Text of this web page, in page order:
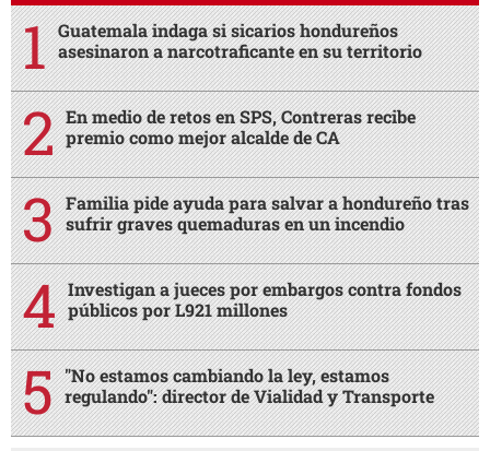
Guatemala indaga si sicarios hondureños
asesinaron a narcotraficante en su territorio
En medio de retos en SPS, Contreras recibe
premio como mejor alcalde de CA
Familia pide ayuda para salvar a hondureño tras
sufrir graves quemaduras en un incendio
Investigan a jueces por embargos contra fondos
públicos por L921 millones
"No estamos cambiando la ley, estamos
regulando": director de Vialidad y Transporte